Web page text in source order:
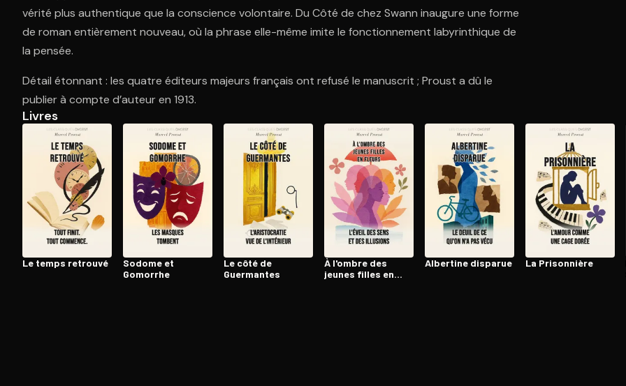
Ouvre l'app Appareil photo, pointe sur le code. C'est gratuit à l'essai.
vérité plus authentique que la conscience volontaire. Du Côté de chez Swann inaugure une forme
de roman entièrement nouveau, où la phrase elle-même imite le fonctionnement labyrinthique de
la pensée.
Détail étonnant : les quatre éditeurs majeurs français ont refusé le manuscrit ; Proust a dû le
publier à compte d’auteur en 1913.
Livres
Le temps retrouvé
Sodome et
Gomorrhe
Le côté de
Guermantes
À l'ombre des
jeunes filles en
Albertine disparue La Prisonnière